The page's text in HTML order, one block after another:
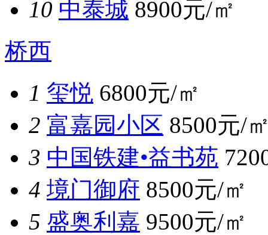
10 中泰城 8900元/㎡
桥西
1 玺悦 6800元/㎡
2 富嘉园小区 8500元/
3 中国铁建•益书苑
4 境门御府 8500元/㎡
5 盛奥利嘉 9500元/㎡